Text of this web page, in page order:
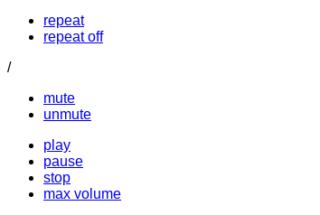
repeat
repeat off
/
mute
unmute
play
pause
stop
max volume